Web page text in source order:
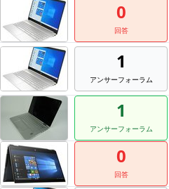
0
回答
1
アンサーフォーラム
1
アンサーフォーラム
0
回答